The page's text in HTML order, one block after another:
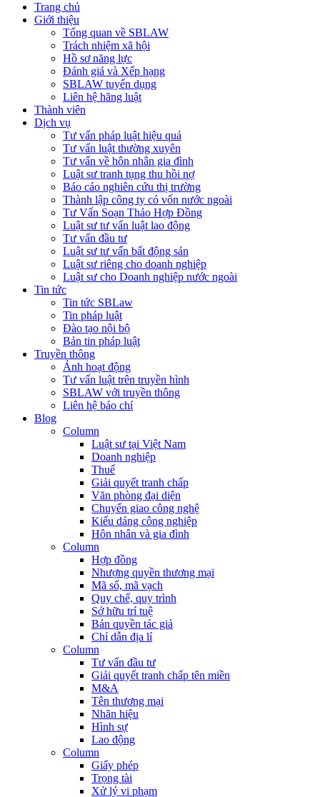
Trang chủ
Giới thiệu
Tổng quan về SBLAW
Trách nhiệm xã hội
Hồ sơ năng lực
Đánh giá và Xếp hạng
SBLAW tuyển dụng
Liên hệ hãng luật
Thành viên
Dịch vụ
Tư vấn pháp luật hiệu quả
Tư vấn luật thường xuyên
Tư vấn về hôn nhân gia đình
Luật sư tranh tụng thu hồi nợ
Báo cáo nghiên cứu thị trường
Thành lập công ty có vốn nước ngoài
Tư Vấn Soạn Thảo Hợp Đồng
Luật sư tư vấn luật lao động
Tư vấn đầu tư
Luật sư tư vấn bất động sản
Luật sư riêng cho doanh nghiệp
Luật sư cho Doanh nghiệp nước ngoài
Tin tức
Tin tức SBLaw
Tin pháp luật
Đào tạo nội bộ
Bản tin pháp luật
Truyền thông
Ảnh hoạt động
Tư vấn luật trên truyền hình
SBLAW với truyền thông
Liên hệ báo chí
Blog
Column
Luật sư tại Việt Nam
Doanh nghiệp
Thuế
Giải quyết tranh chấp
Văn phòng đại diện
Chuyển giao công nghệ
Kiểu dáng công nghiệp
Hôn nhân và gia đình
Column
Hợp đồng
Nhượng quyền thương mại
Mã số, mã vạch
Quy chế, quy trình
Sở hữu trí tuệ
Bản quyền tác giả
Chỉ dẫn địa lí
Column
Tư vấn đầu tư
Giải quyết tranh chấp tên miền
M&A
Tên thương mại
Nhãn hiệu
Hình sự
Lao động
Column
Giấy phép
Trọng tài
Xử lý vi phạm